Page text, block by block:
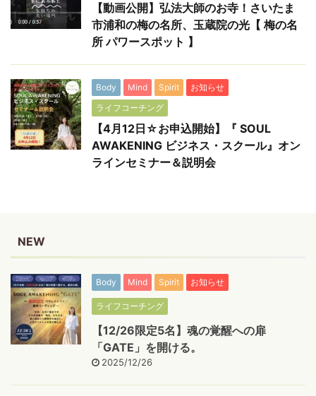
【動画公開】弘法大師のお寺！さいたま
市浦和の梅の名所、玉蔵院の光【 梅の名
所 パワースポット 】
Body Mind Spirit
お知らせ
ライフコーチング
【4月12日☆お申込開始】『 SOUL
AWAKENING ビジネス・スクール』オン
ラインセミナー＆説明会
NEW
Body Mind Spirit お知らせ
ライフコーチング
【12/26限定5名】魂の覚醒への扉
「GATE」を開ける。
2025/12/26